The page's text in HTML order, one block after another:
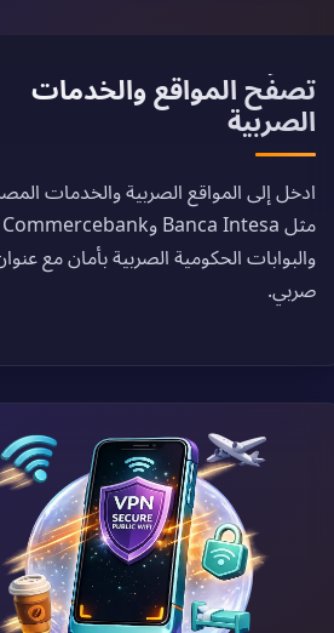
تصفّح المواقع والخدمات
الصربية
ادخل إلى المواقع الصربية والخدمات
مثل Banca Intesa وCommercebank
صربي.